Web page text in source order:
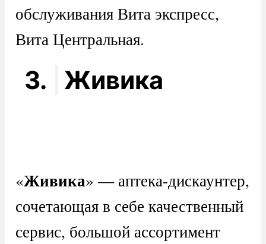
обслуживания Вита экспресс,
Вита Центральная.
3. Живика
«Живика» — аптека-дискаунтер,
сочетающая в себе качественный
сервис, большой ассортимент